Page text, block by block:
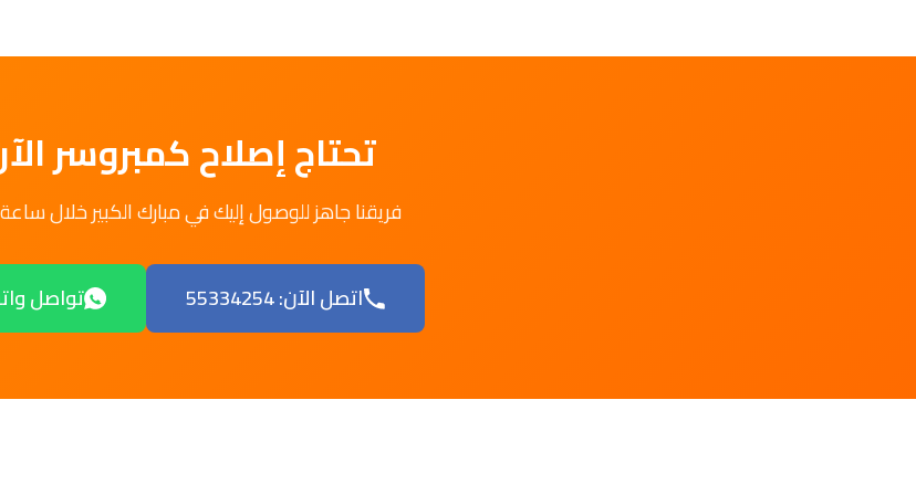
تحتاج إصلاح كمبروسر
فريقنا جاهز للوصول إليك في مبارك الكبير خلال
اتصل الآن: 55334254 تواصل